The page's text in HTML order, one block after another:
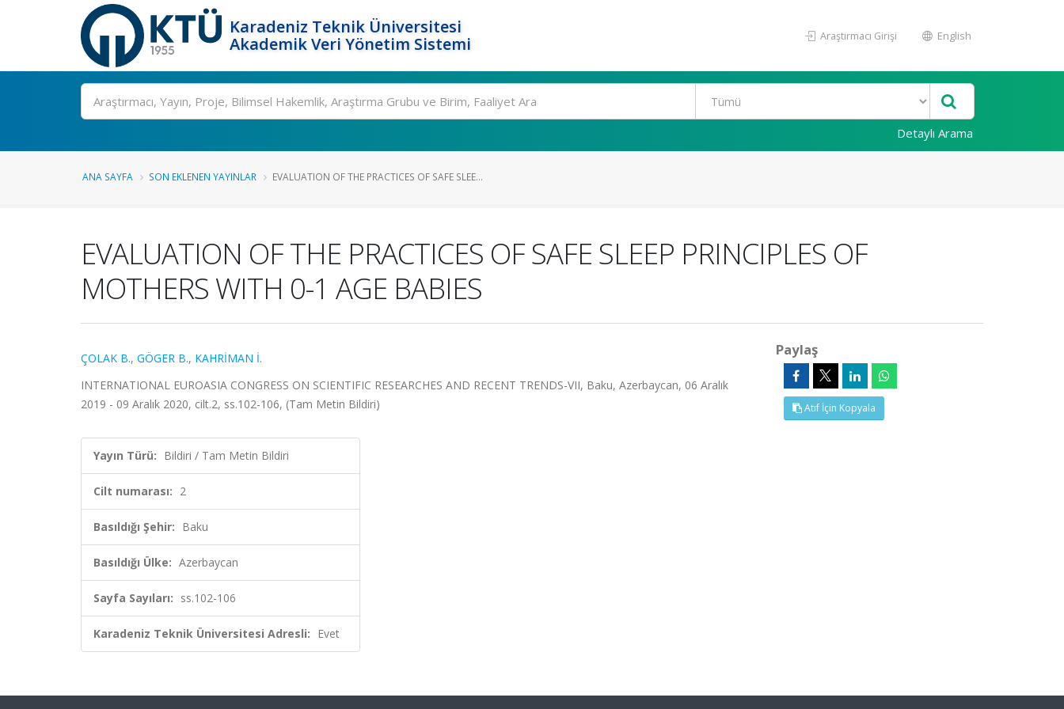
Karadeniz Teknik Üniversitesi
Akademik Veri Yönetim Sistemi
Araştırmacı Girişi English
Ara
Detaylı Arama
ANA SAYFA SON EKLENEN YAYINLAR EVALUATION OF THE PRACTICES OF SAFE SLEE...
EVALUATION OF THE PRACTICES OF SAFE SLEEP PRINCIPLES OF
MOTHERS WITH 0-1 AGE BABIES
ÇOLAK B., GÖGER B., KAHRİMAN İ.
INTERNATIONAL EUROASIA CONGRESS ON SCIENTIFIC RESEARCHES AND RECENT TRENDS-VII, Baku, Azerbaycan, 06 Aralık
2019 - 09 Aralık 2020, cilt.2, ss.102-106, (Tam Metin Bildiri)
Yayın Türü: Bildiri / Tam Metin Bildiri
Cilt numarası: 2
Basıldığı Şehir: Baku
Basıldığı Ülke: Azerbaycan
Sayfa Sayıları: ss.102-106
Karadeniz Teknik Üniversitesi Adresli: Evet
Paylaş
Atıf İçin Kopyala